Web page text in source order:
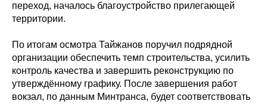
переход, началось благоустройство прилегающей
территории.
По итогам осмотра Тайжанов поручил подрядной
организации обеспечить темп строительства, усилить
контроль качества и завершить реконструкцию по
утверждённому графику. После завершения работ
вокзал, по данным Минтранса, будет соответствовать